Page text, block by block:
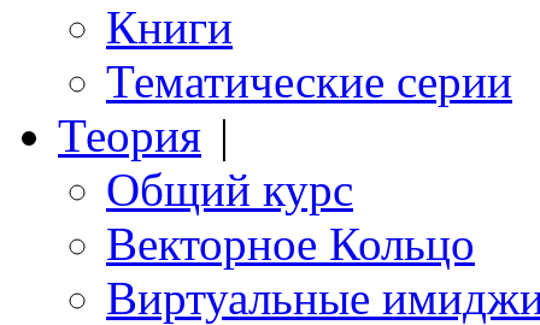
Книги
Тематические серии
Теория |
Общий курс
Векторное Кольцо
Виртуальные